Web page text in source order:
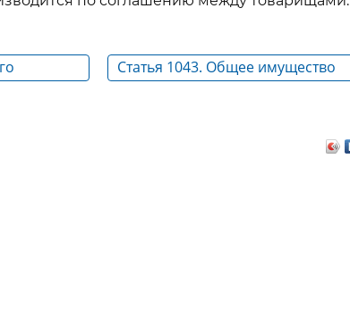
Статья 1043. Общее имущество